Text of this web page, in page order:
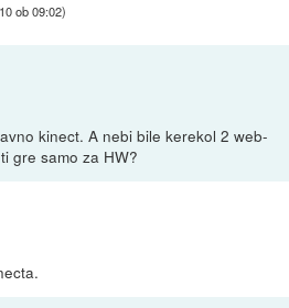
ob 09:02)
kinect. A nebi bile kerekol 2 web-
gre samo za HW?